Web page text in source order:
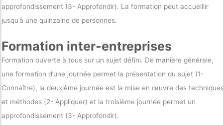
approfondissement (3- Approfondir). La formation peut accueillir
jusqu’à une quinzaine de personnes.
Formation inter-entreprises
Formation ouverte à tous sur un sujet défini. De manière générale,
une formation d’une journée permet la présentation du sujet (1-
Connaître), la deuxième journée est la mise en œuvre des
et méthodes (2- Appliquer) et la troisième journée permet un
approfondissement (3- Approfondir).